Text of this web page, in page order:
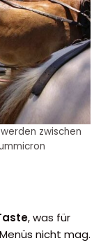
zwischen
, was für
nicht mag.